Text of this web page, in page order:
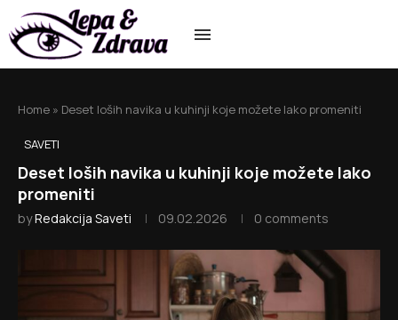
Home » Deset loših navika u kuhinji koje možete lako promeniti
SAVETI
Deset loših navika u kuhinji koje možete lako
promeniti
byRedakcija Saveti 09.02.2026 0 comments